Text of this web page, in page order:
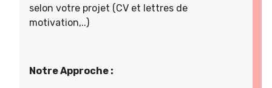
selon votre projet (CV et lettres de
motivation,..)
Notre Approche :